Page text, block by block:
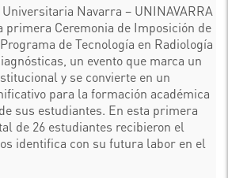
DE
TECNOLOGÍA
EN
RADIOLOGÍA
E
DIAGNÓSTICAS
SU
PRIMERA
IMPOSICIÓN
DE
Navarra – UNINAVARRA
primera Ceremonia de Imposición de
de Tecnología en Radiología
un evento que marca un
y se convierte en un
para la formación académica
sus estudiantes. En esta primera
de 26 estudiantes recibieron el
identifica con su futura labor en el